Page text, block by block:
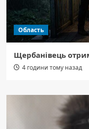
Область
Щербанівець
4 години тому назад